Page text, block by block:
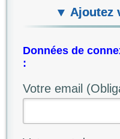
▼ Ajoutez
Données de
:
Votre email